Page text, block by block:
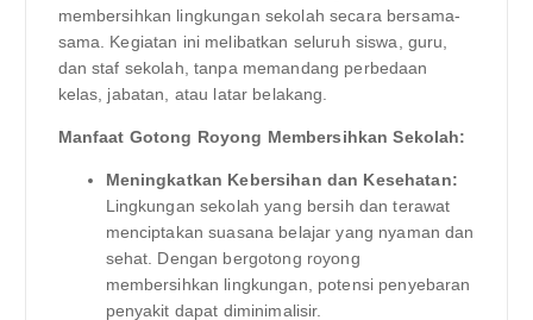
membersihkan lingkungan sekolah secara bersama-
sama. Kegiatan ini melibatkan seluruh siswa, guru,
dan staf sekolah, tanpa memandang perbedaan
kelas, jabatan, atau latar belakang.
Manfaat Gotong Royong Membersihkan Sekolah:
Meningkatkan Kebersihan dan Kesehatan:
Lingkungan sekolah yang bersih dan terawat
menciptakan suasana belajar yang nyaman dan
sehat. Dengan bergotong royong
membersihkan lingkungan, potensi penyebaran
penyakit dapat diminimalisir.